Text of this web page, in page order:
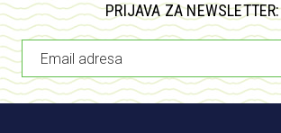
PRIJAVA ZA NEWSLETTER: